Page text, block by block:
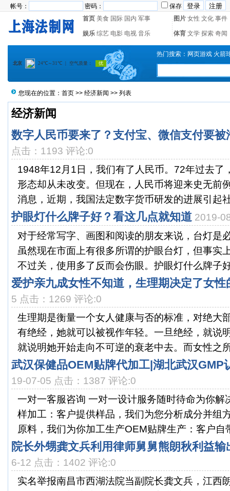
帐号： 密码：
保存
首页 美食 国际 国内 军事 图片 女性 文化 事件
娱乐 综艺 电影 电视 音乐 体育 文学 探索 奇闻
热门搜索： 网页游戏 火箭
您现在的位置： 首页 >> 经济新闻 >> 列表
经济新闻
数字人民币要来了？支付宝、微信支付要被
点击：1193 评论:0
1948年12月1日，我们有了人民币。72年过去了
形态却从未改变。但现在，人民币将迎来史无前
消息，近期，我国法定数字货币研发的进展引起
护眼灯什么牌子好？看这几点就知道 2019-
对于经常写字、画图和阅读的朋友来说，台灯是
虽然现在市面上有很多所谓的护眼台灯，但事实
不过关，使用多了反而会伤眼。护眼灯什么牌子
爱护亲九成女性不知道，生理期决定了女性
5 点击：1269 评论:0
生理期是衡量一个女人健康与否的标准，对绝大
有绝经，她就可以被视作年轻。一旦绝经，就说
就说明她开始走向不可逆的衰老中去。而女性之
武汉保健品OEM贴牌代加工|湖北武汉GMP
19-07-05 点击：1387 评论:0
一对一客服咨询 一对一设计服务随时待命为你解
样加工：客户提供样品，我们为您分析成分并组
原料，我们为你加工生产OEM贴牌生产：客户自
院长外甥龚文兵利用律师舅舅熊朗秋利益
6-12 点击：1402 评论:0
实名举报南昌市西湖法院当副院长龚文兵，江西